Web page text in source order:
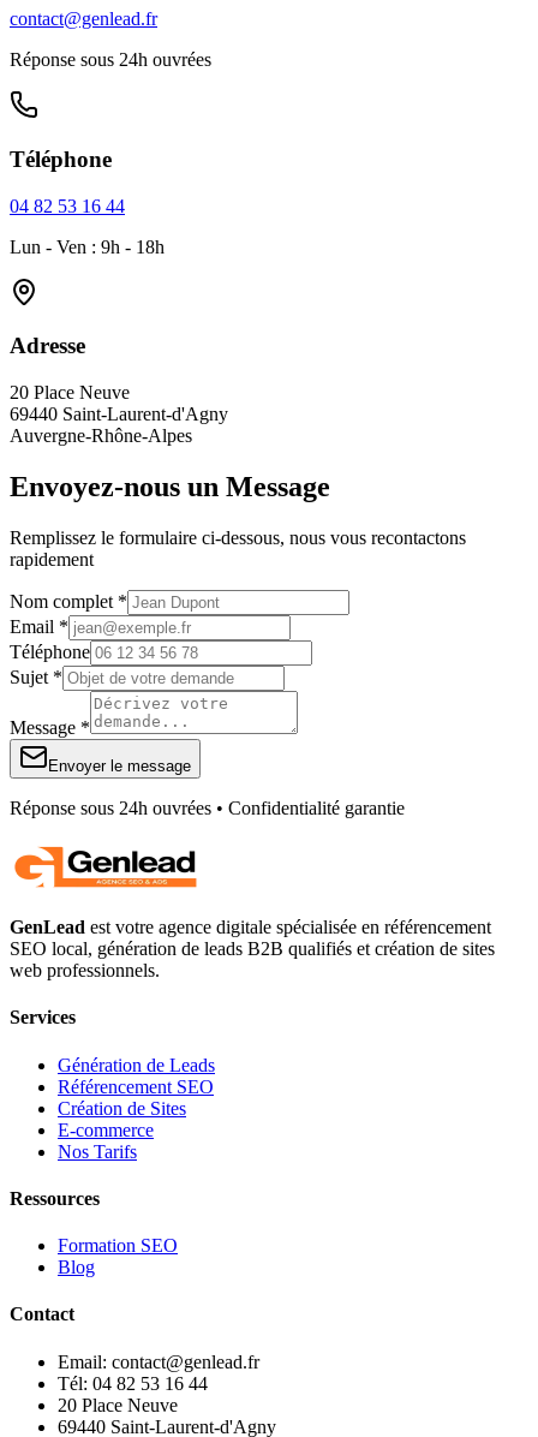
contact@genlead.fr
Réponse sous 24h ouvrées
Téléphone
04 82 53 16 44
Lun - Ven : 9h - 18h
Adresse
20 Place Neuve
69440 Saint-Laurent-d'Agny
Auvergne-Rhône-Alpes
Envoyez-nous un Message
Remplissez le formulaire ci-dessous, nous vous recontactons
rapidement
Nom complet *
Email *
Téléphone
Sujet *
Message *
Envoyer le message
Réponse sous 24h ouvrées • Confidentialité garantie
GenLead est votre agence digitale spécialisée en référencement
SEO local, génération de leads B2B qualifiés et création de sites
web professionnels.
Services
Génération de Leads
Référencement SEO
Création de Sites
E-commerce
Nos Tarifs
Ressources
Formation SEO
Blog
Contact
Email: contact@genlead.fr
Tél: 04 82 53 16 44
20 Place Neuve
69440 Saint-Laurent-d'Agny